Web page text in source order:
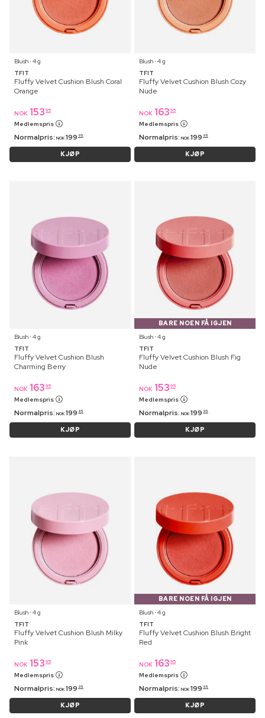
Blush ⋅ 4 g
TFIT
Fluffy Velvet Cushion Blush Coral
Orange
NOK 153 95
Medlemspris
Normalpris: NOK 199 95
KJØP
Blush ⋅ 4 g
TFIT
Fluffy Velvet Cushion Blush Cozy
Nude
NOK 163 95
Medlemspris
Normalpris: NOK 199 95
KJØP
Blush ⋅ 4 g
TFIT
Fluffy Velvet Cushion Blush
Charming Berry
NOK 163 95
Medlemspris
Normalpris: NOK 199 95
KJØP
BARE NOEN FÅ IGJEN
Blush ⋅ 4 g
TFIT
Fluffy Velvet Cushion Blush Fig
Nude
NOK 153 95
Medlemspris
Normalpris: NOK 199 95
KJØP
Blush ⋅ 4 g
TFIT
Fluffy Velvet Cushion Blush Milky
Pink
NOK 153 95
Medlemspris
Normalpris: NOK 199 95
KJØP
BARE NOEN FÅ IGJEN
Blush ⋅ 4 g
TFIT
Fluffy Velvet Cushion Blush Bright
Red
NOK 163 95
Medlemspris
Normalpris: NOK 199 95
KJØP